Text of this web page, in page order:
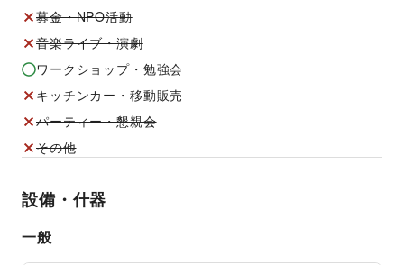
募金・NPO活動
音楽ライブ・演劇
ワークショップ・勉強会
キッチンカー・移動販売
パーティー・懇親会
その他
設備・什器
一般